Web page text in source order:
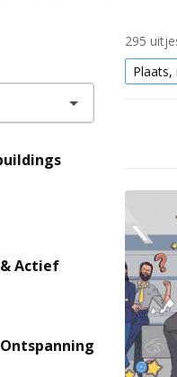
Actief
295